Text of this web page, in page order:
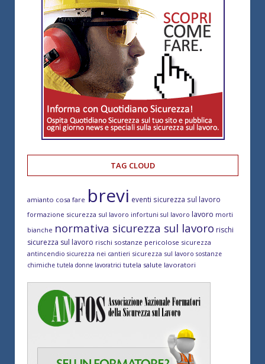
TAG CLOUD
amianto cosa fare brevi eventi sicurezza sul lavoro
formazione sicurezza sul lavoro infortuni sul lavoro lavoro morti
bianche normativa sicurezza sul lavoro rischi
sicurezza sul lavoro rischi sostanze pericolose sicurezza
antincendio sicurezza nei cantieri sicurezza sul lavoro sostanze
chimiche tutela donne lavoratrici tutela salute lavoratori